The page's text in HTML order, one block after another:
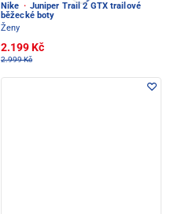
Nike · Juniper Trail 2 GTX trailové
běžecké boty
Ženy
2.199 Kč
2.999 Kč